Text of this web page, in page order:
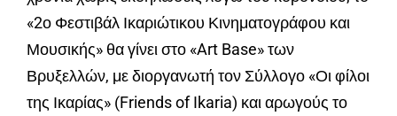
«2ο Φεστιβάλ Ικαριώτικου Κινηματογράφου και
Μουσικής» θα γίνει στο «Art Base» των
Βρυξελλών, με διοργανωτή τον Σύλλογο «Οι φίλοι
της Ικαρίας» (Friends of Ikaria) και αρωγούς το